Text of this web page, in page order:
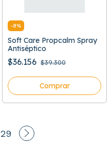
-8%
Soft Care Propcalm Spray
Antiséptico
$36.156 $39.300
Comprar
29